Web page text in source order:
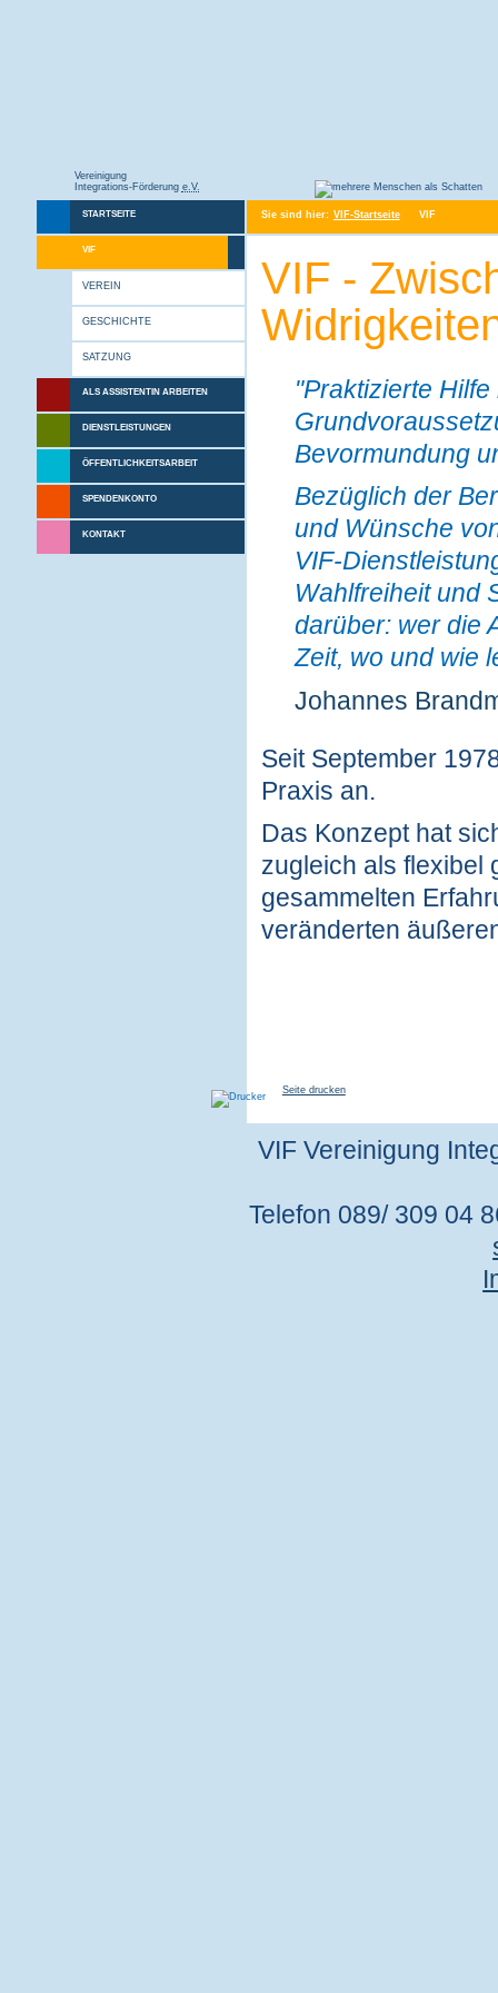
Vereinigung
Integrations-Förderung e.V.
STARTSEITE
VIF
VEREIN
GESCHICHTE
SATZUNG
ALS ASSISTENTIN ARBEITEN
DIENSTLEISTUNGEN
ÖFFENTLICHKEITSARBEIT
SPENDENKONTO
KONTAKT
Sie sind hier: VIF-Startseite VIF
VIF -
"Praktizierte
Bevormundung
Bezüglich der
und Wünsche
VIF-
Wahlfreiheit und
darüber: wer die
Zeit, wo und wie
Johannes
Seit September
Praxis an.
Das Konzept hat
zugleich als flexibel
gesammelten
veränderten
Seite drucken
VIF Vereinigung
Telefon 089/ 309 04